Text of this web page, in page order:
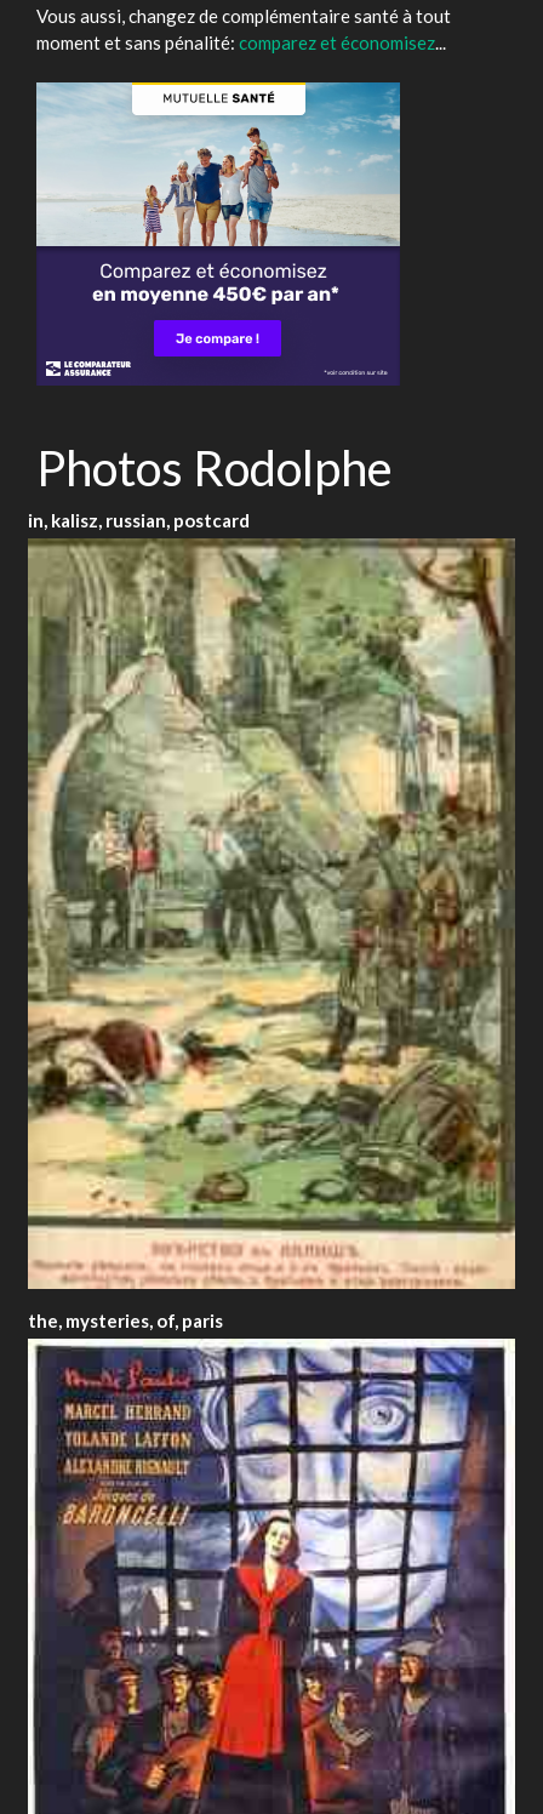
Vous aussi, changez de complémentaire santé à tout
moment et sans pénalité: comparez et économisez...
Photos Rodolphe
in, kalisz, russian, postcard
the, mysteries, of, paris